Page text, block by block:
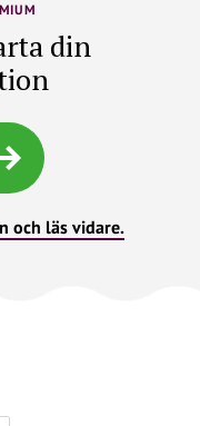
din
och läs vidare.